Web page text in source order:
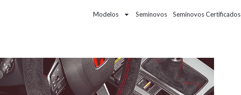
Modelos Seminovos Seminovos Certificados